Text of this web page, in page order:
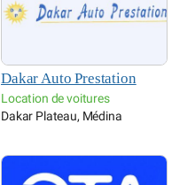
Dakar Auto Prestation
Location de voitures
Dakar Plateau, Médina